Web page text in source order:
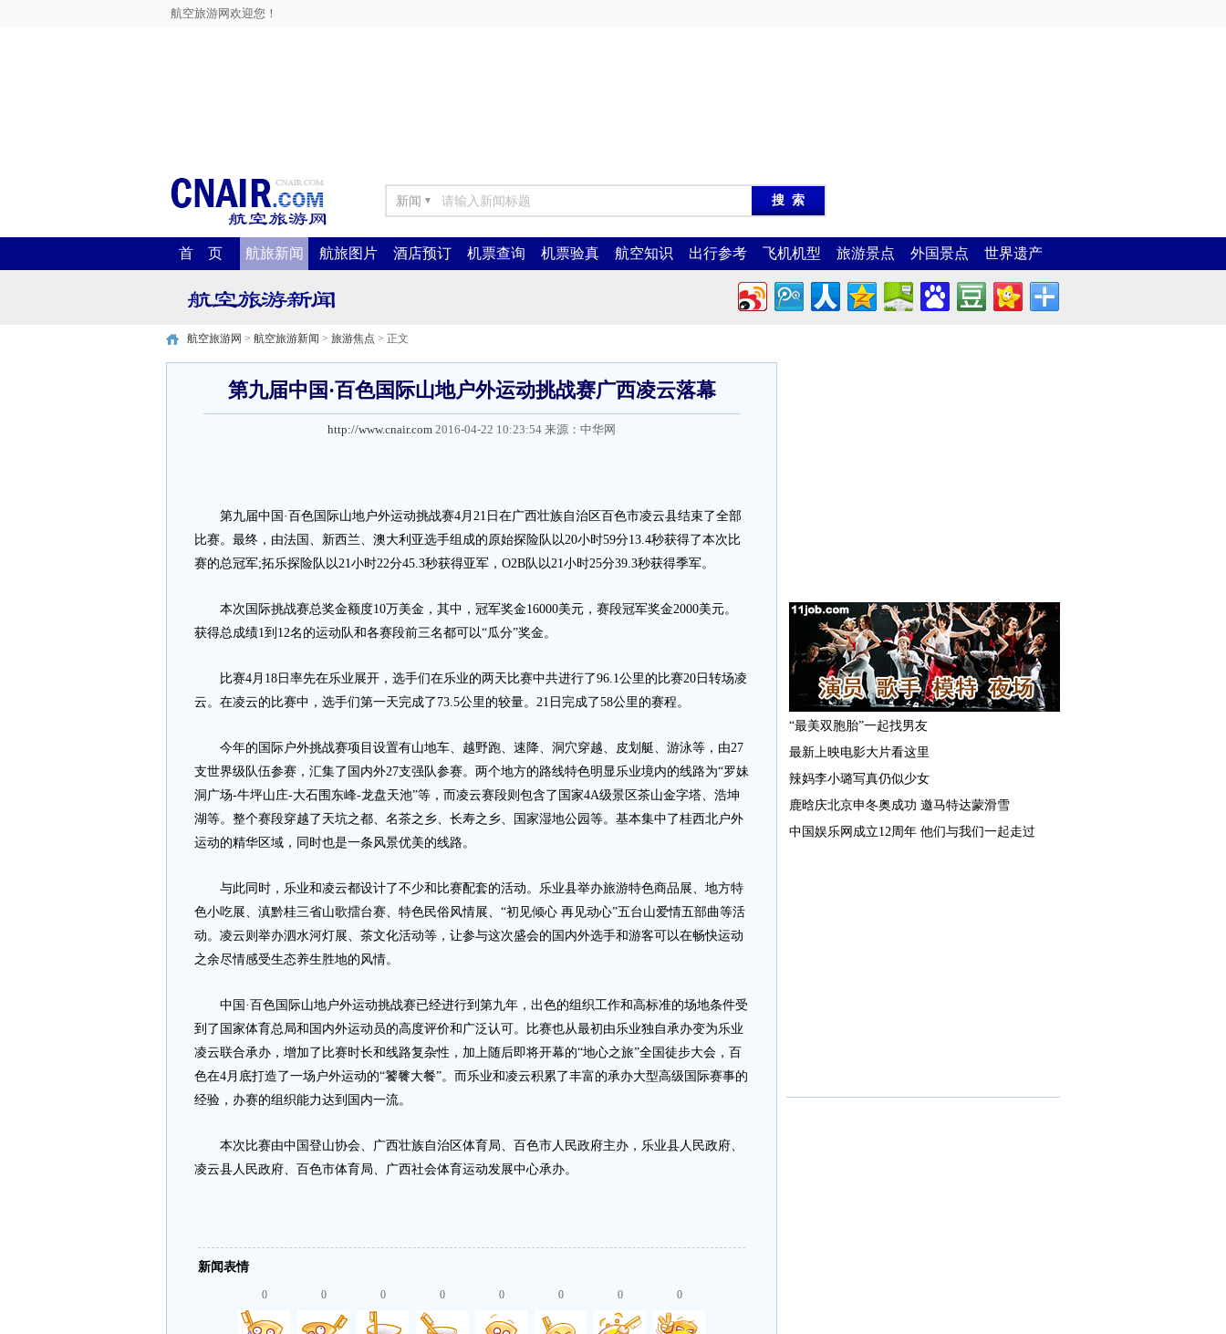
航空旅游网欢迎您！
新闻 ▼
首 页 航旅新闻 航旅图片 酒店预订 机票查询 机票验真 航空知识 出行参考 飞机机型 旅游景点 外国景点 世界遗产
航空旅游网 > 航空旅游新闻 > 旅游焦点 > 正文
第九届中国·百色国际山地户外运动挑战赛广西凌云落幕
http://www.cnair.com 2016-04-22 10:23:54 来源： 中华网
第九届中国·百色国际山地户外运动挑战赛4月21日在广西壮族自治区百色市凌云县结束了全部
比赛。最终，由法国、新西兰、澳大利亚选手组成的原始探险队以20小时59分13.4秒获得了本次比
赛的总冠军;拓乐探险队以21小时22分45.3秒获得亚军，O2B队以21小时25分39.3秒获得季军。
本次国际挑战赛总奖金额度10万美金，其中，冠军奖金16000美元，赛段冠军奖金2000美元。
获得总成绩1到12名的运动队和各赛段前三名都可以“瓜分”奖金。
比赛4月18日率先在乐业展开，选手们在乐业的两天比赛中共进行了96.1公里的比赛20日转场凌
云。在凌云的比赛中，选手们第一天完成了73.5公里的较量。21日完成了58公里的赛程。
今年的国际户外挑战赛项目设置有山地车、越野跑、速降、洞穴穿越、皮划艇、游泳等，由27
支世界级队伍参赛，汇集了国内外27支强队参赛。两个地方的路线特色明显乐业境内的线路为“罗妹
洞广场-牛坪山庄-大石围东峰-龙盘天池”等，而凌云赛段则包含了国家4A级景区茶山金字塔、浩坤
湖等。整个赛段穿越了天坑之都、名茶之乡、长寿之乡、国家湿地公园等。基本集中了桂西北户外
运动的精华区域，同时也是一条风景优美的线路。
与此同时，乐业和凌云都设计了不少和比赛配套的活动。乐业县举办旅游特色商品展、地方特
色小吃展、滇黔桂三省山歌擂台赛、特色民俗风情展、“初见倾心 再见动心”五台山爱情五部曲等活
动。凌云则举办泗水河灯展、茶文化活动等，让参与这次盛会的国内外选手和游客可以在畅快运动
之余尽情感受生态养生胜地的风情。
中国·百色国际山地户外运动挑战赛已经进行到第九年，出色的组织工作和高标准的场地条件受
到了国家体育总局和国内外运动员的高度评价和广泛认可。比赛也从最初由乐业独自承办变为乐业
凌云联合承办，增加了比赛时长和线路复杂性，加上随后即将开幕的“地心之旅”全国徒步大会，百
色在4月底打造了一场户外运动的“饕餮大餐”。而乐业和凌云积累了丰富的承办大型高级国际赛事的
经验，办赛的组织能力达到国内一流。
本次比赛由中国登山协会、广西壮族自治区体育局、百色市人民政府主办，乐业县人民政府、
凌云县人民政府、百色市体育局、广西社会体育运动发展中心承办。
新闻表情
0 0 0 0 0 0 0 0